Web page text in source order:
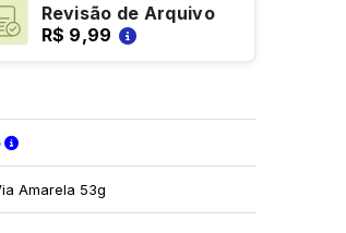
Revisão de Arquivo
R$ 9,99
Verifique as condições de entrega
Amarela 53g